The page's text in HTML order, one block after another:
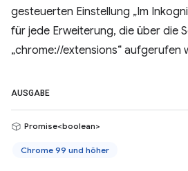
gesteuerten Einstellung „Im
für jede Erweiterung, die über die
„chrome://extensions“ aufgerufen
AUSGABE
Promise<boolean>
Chrome 99 und höher